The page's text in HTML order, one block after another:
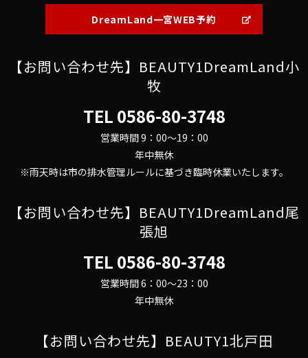
DreamLand一宮WEB予約
【お問い合わせ先】BEAUTY1DreamLand小
牧
TEL 0586-80-3748
営業時間 9：00～19：00
年中無休
※雨天時は市の排水管理ルールに基づき臨時休業いたします。
【お問い合わせ先】BEAUTY1DreamLand尾
張旭
TEL 0586-80-3748
営業時間 6：00～23：00
年中無休
【お問い合わせ先】BEAUTY1北戸田